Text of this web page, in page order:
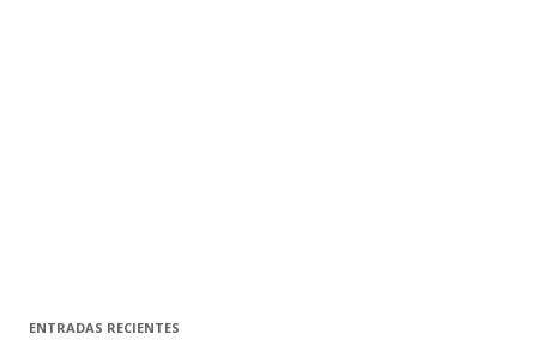
ENTRADAS RECIENTES